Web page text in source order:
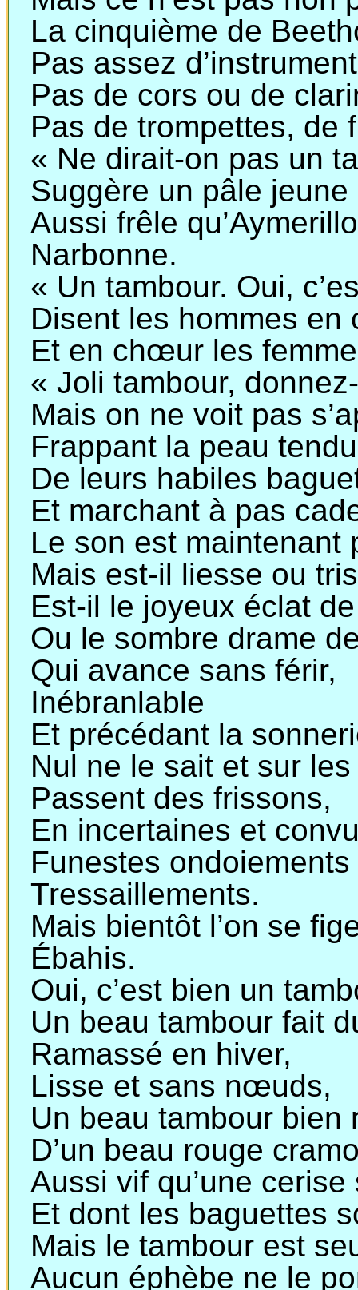
La cinquième de
Pas assez
Pas de cors ou de
Pas de trompettes, de
« Ne dirait-on pas un
Suggère un pâle
Aussi frêle qu’
Narbonne.
« Un tambour. Oui,
Disent les hommes
Et en chœur les
« Joli tambour,
Mais on ne voit pas
Frappant la peau
De leurs habiles
Et marchant à pas
Le son est maintenant
Mais est-il liesse ou
Est-il le joyeux éclat
Ou le sombre drame
Qui avance sans férir,
Inébranlable
Et précédant la
Nul ne le sait et sur
Passent des frissons,
En incertaines et
Funestes ondoiements
Tressaillements.
Mais bientôt l’on se
Ébahis.
Oui, c’est bien un
Un beau tambour fait
Ramassé en hiver,
Lisse et sans nœuds,
Un beau tambour bien
D’un beau rouge
Aussi vif qu’une
Et dont les baguettes
Mais le tambour est
Aucun éphèbe ne le